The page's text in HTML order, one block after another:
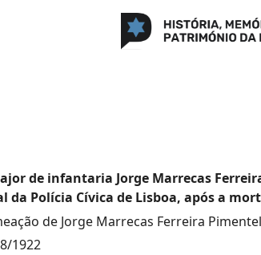
de infantaria Jorge Marrecas
da Polícia Cívica de Lisboa, após a
de Jorge Marrecas Ferreira Pimentel
1922